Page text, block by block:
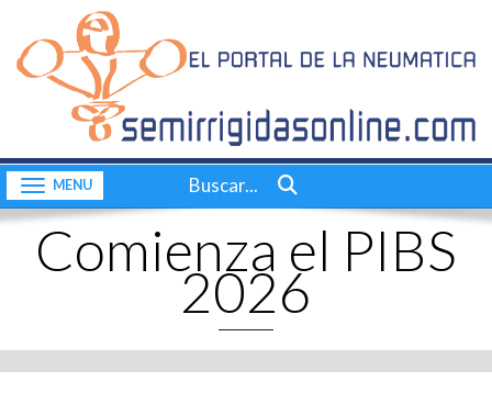
Inicio
CONTACTO
Quiénes somos
Consultas a bordo
Videos
Actualidad
Motores
Buscar...
Toggle navigation
Comienza el PIBS
2026